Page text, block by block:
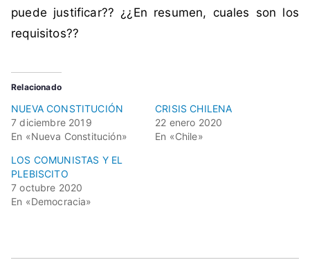
N
a
C
o
n
t
i
t
puede justificar?? ¿¿En resumen, cuales son los
requisitos??
Relacionado
NUEVA CONSTITUCIÓN
7 diciembre 2019
En «Nueva Constitución»
CRISIS CHILENA
22 enero 2020
En «Chile»
LOS COMUNISTAS Y EL
PLEBISCITO
7 octubre 2020
En «Democracia»